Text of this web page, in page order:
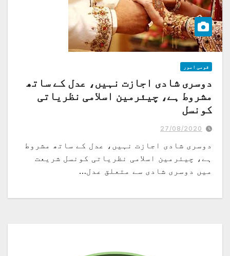
قومی امور
دوسری شادی اجازت نہیں، عدل کے ساتھ
مشروط ہے، چیئرمین اسلامی نظریاتی
کونسل
27/08/2020
دوسری شادی اجازت نہیں، عدل کے ساتھ مشروط
ہے، چیئرمین اسلامی نظریاتی کونسل شریعت
میں دوسری شادی سے متعلق عدل…